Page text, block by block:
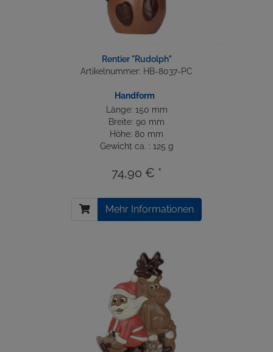
Rentier "Rudolph"
Artikelnummer: HB-8037-PC
Handform
Länge: 150 mm
Breite: 90 mm
Höhe: 80 mm
Gewicht ca. : 125 g
74,90 € *
Mehr Informationen